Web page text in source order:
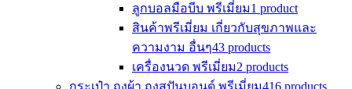
ลูกบอลมือบีบ พรีเมี่ยม1 product
สินค้าพรีเมี่ยม เกี่ยวกับสุขภาพและ
ความงาม อื่นๆ43 products
เครื่องนวด พรีเมี่ยม2 products
กระเป๋า ถุงผ้า ถุงสปันบอนด์ พรีเมี่ยม416 products